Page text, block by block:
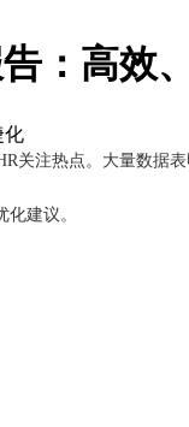
：高效
化
关注热点。大量数
建议。